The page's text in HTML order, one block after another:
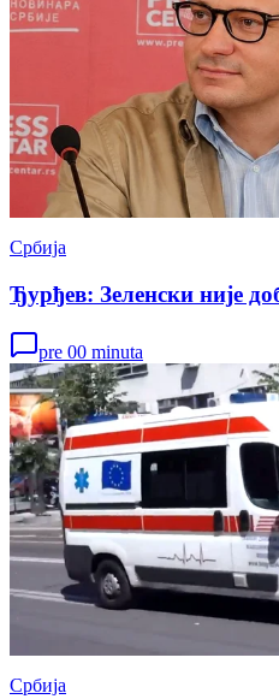
Србија
Ђурђев: Зеленски није
pre 00 minuta
Србија